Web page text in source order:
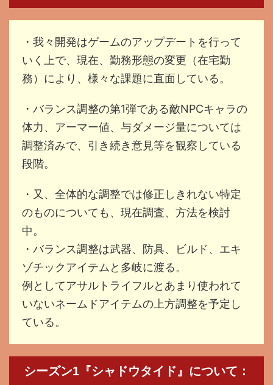
・我々開発はゲームのアップデートを行って
いく上で、現在、勤務形態の変更（在宅勤
務）により、様々な課題に直面している。
・バランス調整の第1弾である敵NPCキャラの
体力、アーマー値、与ダメージ量については
調整済みで、引き続き意見等を観察している
段階。
・又、全体的な調整では修正しきれない特定
のものについても、現在調査、方法を検討
中。
・バランス調整は武器、防具、ビルド、エキ
ゾチックアイテムと多岐に渡る。
例としてアサルトライフルとあまり使われて
いないネームドアイテムの上方調整を予定し
ている。
シーズン1『シャドウタイド』について：